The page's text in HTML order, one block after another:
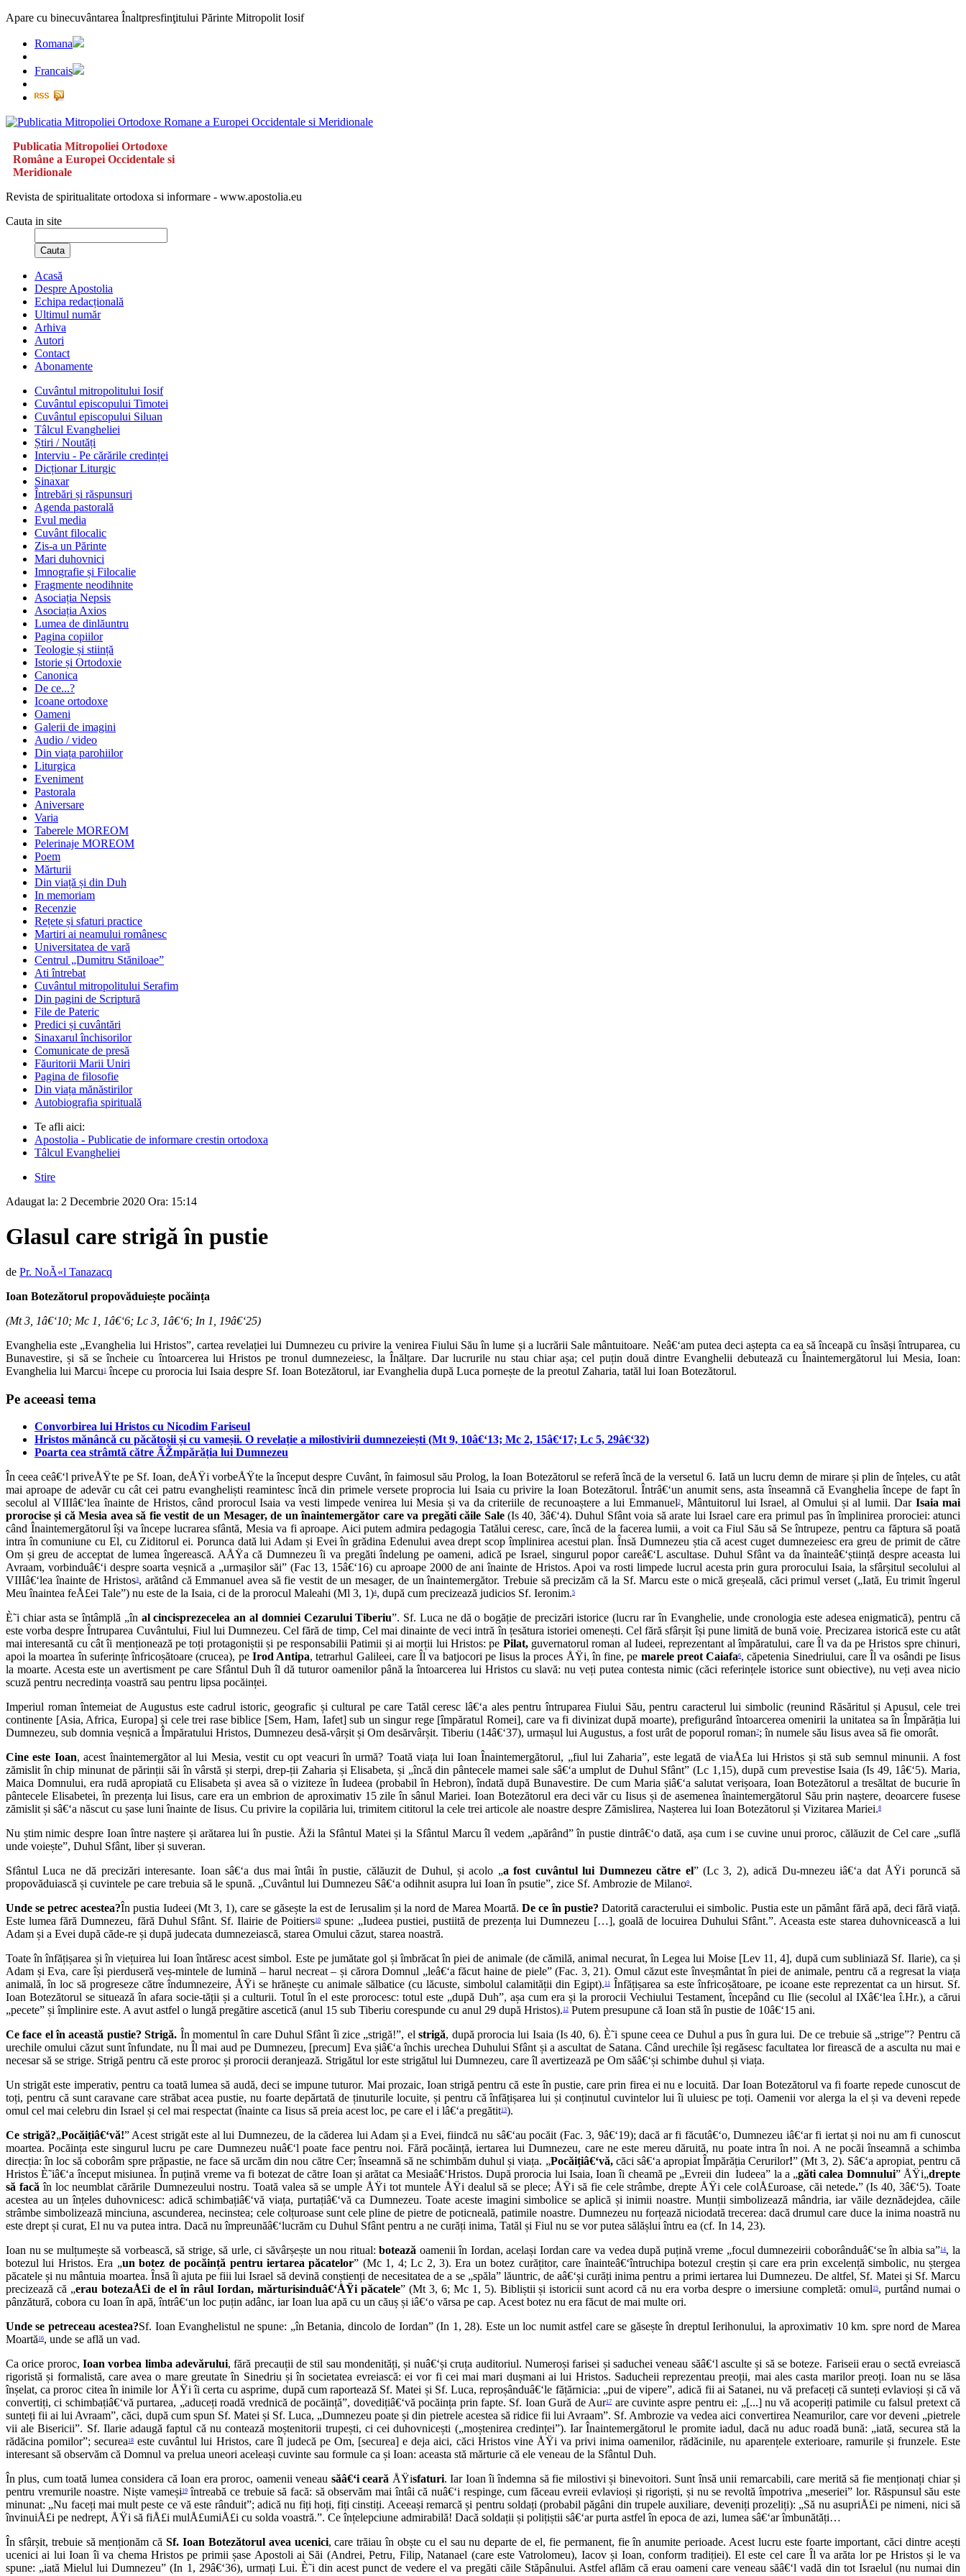
Apare cu binecuvântarea Înaltpresfinţitului Părinte Mitropolit Iosif
Romana
Francais
Publicatia Mitropoliei Ortodoxe
Române a Europei Occidentale si
Meridionale
Revista de spiritualitate ortodoxa si informare - www.apostolia.eu
Cauta in site
Cauta
Acasă
Despre Apostolia
Echipa redacțională
Ultimul număr
Arhiva
Autori
Contact
Abonamente
Cuvântul mitropolitului Iosif
Cuvântul episcopului Timotei
Cuvântul episcopului Siluan
Tâlcul Evangheliei
Știri / Noutăți
Interviu - Pe cărările credinței
Dicționar Liturgic
Sinaxar
Întrebări și răspunsuri
Agenda pastorală
Evul media
Cuvânt filocalic
Zis-a un Părinte
Mari duhovnici
Imnografie și Filocalie
Fragmente neodihnite
Asociația Nepsis
Asociația Axios
Lumea de dinlăuntru
Pagina copiilor
Teologie și stiință
Istorie și Ortodoxie
Canonica
De ce...?
Icoane ortodoxe
Oameni
Galerii de imagini
Audio / video
Din viața parohiilor
Liturgica
Eveniment
Pastorala
Aniversare
Varia
Taberele MOREOM
Pelerinaje MOREOM
Poem
Mărturii
Din viață și din Duh
In memoriam
Recenzie
Rețete și sfaturi practice
Martiri ai neamului românesc
Universitatea de vară
Centrul „Dumitru Stăniloae”
Ati întrebat
Cuvântul mitropolitului Serafim
Din pagini de Scriptură
File de Pateric
Predici și cuvântări
Sinaxarul închisorilor
Comunicate de presă
Făuritorii Marii Uniri
Pagina de filosofie
Din viața mănăstirilor
Autobiografia spirituală
Te afli aici:
Apostolia - Publicatie de informare crestin ortodoxa
Tâlcul Evangheliei
Stire
Adaugat la: 2 Decembrie 2020 Ora: 15:14
Glasul care strigă în pustie
de Pr. NoÃ«l Tanazacq
Ioan Botezătorul propovăduiește pocăința
(Mt 3, 1â€‘10; Mc 1, 1â€‘6; Lc 3, 1â€‘6; In 1, 19â€‘25)
Evanghelia este „Evanghelia lui Hristos”, cartea revelației lui Dumnezeu cu privire la venirea Fiului Său în lume și a lucrării Sale mântuitoare. Neâ€‘am putea deci aștepta ca ea să înceapă cu însăși întruparea, cu
Bunavestire, și să se încheie cu întoarcerea lui Hristos pe tronul dumnezeiesc, la Înălțare. Dar lucrurile nu stau chiar așa; cel puțin două dintre Evanghelii debutează cu Înaintemergătorul lui Mesia, Ioan:
Evanghelia lui Marcu 1 începe cu prorocia lui Isaia despre Sf. Ioan Botezătorul, iar Evanghelia după Luca pornește de la preotul Zaharia, tatăl lui Ioan Botezătorul.
Pe aceeasi tema
Convorbirea lui Hristos cu Nicodim Fariseul
Hristos mănâncă cu păcătoșii și cu vameșii. O revelație a milostivirii dumnezeiești (Mt 9, 10â€‘13; Mc 2, 15â€‘17; Lc 5, 29â€‘32)
Poarta cea strâmtă către ÃŽmpărăția lui Dumnezeu
În ceea ceâ€‘l priveÅŸte pe Sf. Ioan, deÅŸi vorbeÅŸte la început despre Cuvânt, în faimosul său Prolog, la Ioan Botezătorul se referă încă de la versetul 6. Iată un lucru demn de mirare și plin de înțeles, cu atât
mai aproape de adevăr cu cât cei patru evangheliști reamintesc încă din primele versete proprocia lui Isaia cu privire la Ioan Botezătorul. Întrâ€‘un anumit sens, asta înseamnă că Evanghelia începe de fapt în
secolul al VIIIâ€‘lea înainte de Hristos, când prorocul Isaia va vesti limpede venirea lui Mesia și va da criteriile de recunoaștere a lui Emmanuel2, Mântuitorul lui Israel, al Omului și al lumii. Dar Isaia mai
prorocise și că Mesia avea să fie vestit de un Mesager, de un înaintemergător care va pregăti căile Sale(Is 40, 3â€‘4). Duhul Sfânt voia să arate lui Israel care era primul pas în împlinirea prorociei: atunci
când Înaintemergătorul își va începe lucrarea sfântă, Mesia va fi aproape. Aici putem admira pedagogia Tatălui ceresc, care, încă de la facerea lumii, a voit ca Fiul Său să Se întrupeze, pentru ca făptura să poată
intra în comuniune cu El, cu Ziditorul ei. Porunca dată lui Adam și Evei în grădina Edenului avea drept scop împlinirea acestui plan. Însă Dumnezeu știa că acest cuget dumnezeiesc era greu de primit de către
Om și greu de acceptat de lumea îngerească. AÅŸa că Dumnezeu îi va pregăti îndelung pe oameni, adică pe Israel, singurul popor careâ€‘L ascultase. Duhul Sfânt va da înainteâ€‘știință despre aceasta lui
Avraam, vorbinduâ€‘i despre soarta veșnică a „urmașilor săi” (Fac 13, 15â€‘16) cu aproape 2000 de ani înainte de Hristos. Apoi va rosti limpede lucrul acesta prin gura prorocului Isaia, la sfârșitul secolului al
VIIIâ€‘lea înainte de Hristos3, arătând că Emmanuel avea să fie vestit de un mesager, de un înaintemergător. Trebuie să precizăm că la Sf. Marcu este o mică greșeală, căci primul verset („Iată, Eu trimit îngerul
Meu înaintea feÅ£ei Tale”) nu este de la Isaia, ci de la prorocul Maleahi (Ml 3, 1)4, după cum precizează judicios Sf. Ieronim.5
È˜i chiar asta se întâmplă „în al cincisprezecelea an al domniei Cezarului Tiberiu”. Sf. Luca ne dă o bogăție de precizări istorice (lucru rar în Evanghelie, unde cronologia este adesea enigmatică), pentru că
este vorba despre Întruparea Cuvântului, Fiul lui Dumnezeu. Cel fără de timp, Cel mai dinainte de veci intră în țesătura istoriei omenești. Cel fără sfârșit își pune limită de bună voie. Precizarea istorică este cu atât
mai interesantă cu cât îi menționează pe toți protagoniștii și pe responsabilii Patimii și ai morții lui Hristos: pe Pilat,guvernatorul roman al Iudeei, reprezentant al împăratului, care Îl va da pe Hristos spre chinuri,
apoi la moartea în suferințe înfricoșătoare (crucea), pe Irod Antipa, tetrarhul Galileei, care Îl va batjocori pe Iisus la proces ÅŸi, în fine, pe marele preot Caiafa6, căpetenia Sinedriului, care Îl va osândi pe Iisus
la moarte. Acesta este un avertisment pe care Sfântul Duh îl dă tuturor oamenilor până la întoarcerea lui Hristos cu slavă: nu veți putea contesta nimic (căci referințele istorice sunt obiective), nu veți avea nicio
scuză pentru necredința voastră sau pentru lipsa pocăinței.
Imperiul roman întemeiat de Augustus este cadrul istoric, geografic și cultural pe care Tatăl ceresc lâ€‘a ales pentru întruparea Fiului Său, pentru caracterul lui simbolic (reunind Răsăritul și Apusul, cele trei
continente [Asia, Africa, Europa] și cele trei rase biblice [Sem, Ham, Iafet] sub un singur rege [împăratul Romei], care va fi divinizat după moarte), prefigurând întoarcerea omenirii la unitatea sa în Împărăția lui
Dumnezeu, sub domnia veșnică a Împăratului Hristos, Dumnezeu desă-vârșit și Om desărvârșit. Tiberiu (14â€‘37), urmașul lui Augustus, a fost urât de poporul roman7; în numele său Iisus avea să fie omorât.
Cine este Ioan, acest înaintemergător al lui Mesia, vestit cu opt veacuri în urmă? Toată viața lui Ioan Înaintemergătorul, „fiul lui Zaharia”, este legată de viaÅ£a lui Hristos și stă sub semnul minunii. A fost
zămislit în chip minunat de părinții săi în vârstă și sterpi, drep-ții Zaharia și Elisabeta, și „încă din pântecele mamei sale sâ€‘a umplut de Duhul Sfânt” (Lc 1,15), după cum prevestise Isaia (Is 49, 1â€‘5). Maria,
Maica Domnului, era rudă apropiată cu Elisabeta și avea să o viziteze în Iudeea (probabil în Hebron), îndată după Bunavestire. De cum Maria șiâ€‘a salutat verișoara, Ioan Botezătorul a tresăltat de bucurie în
pântecele Elisabetei, în prezența lui Iisus, care era un embrion de aproximativ 15 zile în sânul Mariei. Ioan Botezătorul era deci văr cu Iisus și de asemenea înaintemergătorul Său prin naștere, deoarcere fusese
zămislit și sâ€‘a născut cu șase luni înainte de Iisus. Cu privire la copilăria lui, trimitem cititorul la cele trei articole ale noastre despre Zămislirea, Nașterea lui Ioan Botezătorul și Vizitarea Mariei.8
Nu știm nimic despre Ioan între naștere și arătarea lui în pustie. Åži la Sfântul Matei și la Sfântul Marcu îl vedem „apărând” în pustie dintrâ€‘o dată, așa cum i se cuvine unui proroc, călăuzit de Cel care „suflă
unde voiește”, Duhul Sfânt, liber și suveran.
Sfântul Luca ne dă precizări interesante. Ioan sâ€‘a dus mai întâi în pustie, călăuzit de Duhul, și acolo „a fost cuvântul lui Dumnezeu către el” (Lc 3, 2), adică Du-mnezeu iâ€‘a dat ÅŸi poruncă să
propovăduiască și cuvintele pe care trebuia să le spună. „Cuvântul lui Dumnezeu Sâ€‘a odihnit asupra lui Ioan în psutie”, zice Sf. Ambrozie de Milano9.
Unde se petrec acestea?În pustia Iudeei (Mt 3, 1), care se găsește la est de Ierusalim și la nord de Marea Moartă.De ce în pustie? Datorită caracterului ei simbolic. Pustia este un pământ fără apă, deci fără viață.
Este lumea fără Dumnezeu, fără Duhul Sfânt. Sf. Ilairie de Poitiers10spune: „Iudeea pustiei, pustiită de prezența lui Dumnezeu […], goală de locuirea Duhului Sfânt.”. Aceasta este starea duhovnicească a lui
Adam și a Evei după căde-re și după judecata dumnezeiască, starea Omului căzut, starea noastră.
Toate în înfățișarea și în viețuirea lui Ioan întăresc acest simbol. Este pe jumătate gol și îmbrăcat în piei de animale (de cămilă, animal necurat, în Legea lui Moise [Lev 11, 4], după cum subliniază Sf. Ilarie), ca și
Adam și Eva, care își pierduseră veș-mintele de lumină – harul necreat – și cărora Domnul „leâ€‘a făcut haine de piele” (Fac. 3, 21). Omul căzut este înveșmântat în piei de animale, pentru că a regresat la viața
animală, în loc să progreseze către îndumnezeire, ÅŸi se hrănește cu animale sălbatice (cu lăcuste, simbolul calamității din Egipt).11 Înfățișarea sa este înfricoșătoare, pe icoane este reprezentat ca un hirsut. Sf.
Ioan Botezătorul se situează în afara socie-tății și a culturii. Totul în el este prorocesc: totul este „după Duh”, așa cum era și la prorocii Vechiului Testament, începând cu Ilie (secolul al IXâ€‘lea î.Hr.), a cărui
„pecete” și împlinire este. A avut astfel o lungă pregătire ascetică (anul 15 sub Tiberiu corespunde cu anul 29 după Hristos).12 Putem presupune că Ioan stă în pustie de 10â€‘15 ani.
Ce face el în această pustie? Strigă. În momentul în care Duhul Sfânt îi zice „strigă!”, elstrigă, după prorocia lui Isaia (Is 40, 6). È˜i spune ceea ce Duhul a pus în gura lui. De ce trebuie să „strige”? Pentru că
urechile omului căzut sunt înfundate, nu Îl mai aud pe Dumnezeu, [precum] Eva șiâ€‘a închis urechea Duhului Sfânt și a ascultat de Satana. Când urechile își regăsesc facultatea lor firească de a asculta nu mai e
necesar să se strige. Strigă pentru că este proroc și prorocii deranjează. Strigătul lor este strigătul lui Dumnezeu, care îl avertizează pe Om săâ€‘și schimbe duhul și viața.
Un strigăt este imperativ, pentru ca toată lumea să audă, deci se impune tuturor. Mai prozaic, Ioan strigă pentru că este în pustie, care prin firea ei nu e locuită. Dar Ioan Botezătorul va fi foarte repede cunoscut de
toți, pentru că sunt caravane care străbat acea pustie, nu foarte depărtată de ținuturile locuite, și pentru că înfățișarea lui și conținutul cuvintelor lui îi uluiesc pe toți. Oamenii vor alerga la el și va deveni repede
omul cel mai celebru din Israel și cel mai respectat (înainte ca Iisus să preia acest loc, pe care el i lâ€‘a pregătit13).
Ce strigă?„Pocăițiâ€‘vă!” Acest strigăt este al lui Dumnezeu, de la căderea lui Adam și a Evei, fiindcă nu sâ€‘au pocăit (Fac. 3, 9â€‘19); dacă ar fi făcutâ€‘o, Dumnezeu iâ€‘ar fi iertat și noi nu am fi cunoscut
moartea. Pocăința este singurul lucru pe care Dumnezeu nuâ€‘l poate face pentru noi. Fără pocăință, iertarea lui Dumnezeu, care ne este mereu dăruită, nu poate intra în noi. A ne pocăi înseamnă a schimba
direcția: în loc să coborâm spre prăpastie, ne face să urcăm din nou către Cer; înseamnă să ne schimbăm duhul și viața. „Pocăițiâ€‘vă,căci sâ€‘a apropiat Împărăția Cerurilor!” (Mt 3, 2). Sâ€‘a apropiat, pentru că
Hristos È˜iâ€‘a început misiunea. În puțină vreme va fi botezat de către Ioan și arătat ca Mesiaâ€‘Hristos. După prorocia lui Isaia, Ioan îi cheamă pe „Evreii din Iudeea” la a „găti calea Domnului” ÅŸi„drepte
să facăîn loc neumblat cărările Dumnezeului nostru. Toată valea să se umple ÅŸi tot muntele ÅŸi dealul să se plece; ÅŸi să fie cele strâmbe, drepte ÅŸi cele colÅ£uroase, căi netede.” (Is 40, 3â€‘5). Toate
acestea au un înțeles duhovnicesc: adică schimbațiâ€‘vă viața, purtațiâ€‘vă ca Dumnezeu. Toate aceste imagini simbolice se aplică și inimii noastre. Munții simbolizează mândria, iar văile deznădejdea, căile
strâmbe simbolizează minciuna, ascunderea, necinstea; cele colțuroase sunt cele pline de pietre de poticneală, patimile noastre. Dumnezeu nu forțează niciodată trecerea: dacă drumul care duce la inima noastră nu
este drept și curat, El nu va putea intra. Dacă nu împreunăâ€‘lucrăm cu Duhul Sfânt pentru a ne curăți inima, Tatăl și Fiul nu se vor putea sălășlui întru ea (cf. In 14, 23).
Ioan nu se mulțumește să vorbească, să strige, să urle, ci săvârșește un nou ritual:botează oamenii în Iordan, același Iordan care va vedea după puțină vreme „focul dumnezeirii coborânduâ€‘se în albia sa”14, la
botezul lui Hristos. Era „un botez de pocăință pentru iertarea păcatelor” (Mc 1, 4; Lc 2, 3). Era un botez curățitor, care înainteâ€‘întruchipa botezul creștin și care era prin excelență simbolic, nu ștergea
păcatele și nu mântuia moartea. Însă îi ajuta pe fiii lui Israel să devină conștienți de necesitatea de a se „spăla” lăuntric, de aâ€‘și curăți inima pentru a primi iertarea lui Dumnezeu. De altfel, Sf. Matei și Sf. Marcu
precizează că „erau botezaÅ£i de el în râul Iordan, mărturisinduâ€‘ÅŸi păcatele” (Mt 3, 6; Mc 1, 5). Bibliștii și istoricii sunt acord că nu era vorba despre o imersiune completă: omul15, purtând numai o
pânzătură, cobora cu Ioan în apă, întrâ€‘un loc puțin adânc, iar Ioan lua apă cu un căuș și iâ€‘o vărsa pe cap. Acest botez nu era făcut de mai multe ori.
Unde se petreceau acestea?Sf. Ioan Evanghelistul ne spune: „în Betania, dincolo de Iordan” (In 1, 28). Este un loc numit astfel care se găsește în dreptul Ierihonului, la aproximativ 10 km. spre nord de Marea
Moartă16, unde se află un vad.
Ca orice proroc,Ioan vorbea limba adevărului, fără precauții de stil sau mondenități, și nuâ€‘și cruța auditoriul. Numeroși farisei și saduchei veneau săâ€‘l asculte și să se boteze. Fariseii erau o sectă evreiască
rigoristă și formalistă, care avea o mare greutate în Sinedriu și în societatea evreiască: ei vor fi cei mai mari dușmani ai lui Hristos. Saducheii reprezentau preoții, mai ales casta marilor preoți. Ioan nu se lăsa
înșelat, ca proroc citea în inimile lor ÅŸi îi certa cu asprime, după cum raportează Sf. Matei și Sf. Luca, reproșânduâ€‘le fățărnicia: „pui de vipere”, adică fii ai Satanei, nu vă prefaceți că sunteți evlavioși și că vă
convertiți, ci schimbațiâ€‘vă purtarea, „aduceți roadă vrednică de pocăință”, dovedițiâ€‘vă pocăința prin fapte. Sf. Ioan Gură de Aur17are cuvinte aspre pentru ei: „[...] nu vă acoperiți patimile cu falsul pretext că
sunteți fii ai lui Avraam”, căci, după cum spun Sf. Matei și Sf. Luca, „Dumnezeu poate și din pietrele acestea să ridice fii lui Avraam”. Sf. Ambrozie va vedea aici convertirea Neamurilor, care vor deveni „pietrele
vii ale Bisericii”. Sf. Ilarie adaugă faptul că nu contează moștenitorii trupești, ci cei duhovnicești („moștenirea credinței”). Iar Înaintemergătorul le promite iadul, dacă nu aduc roadă bună: „iată, securea stă la
rădăcina pomilor”; securea18este cuvântul lui Hristos, care îl judecă pe Om, [securea] e deja aici, căci Hristos vine ÅŸi va privi inima oamenilor, rădăcinile, nu aparențele exterioare, ramurile și frunzele. Este
interesant să observăm că Domnul va prelua uneori aceleași cuvinte sau formule ca și Ioan: aceasta stă mărturie că ele veneau de la Sfântul Duh.
În plus, cum toată lumea considera că Ioan era proroc, oamenii veneau săâ€‘i ceară ÅŸisfaturi. Iar Ioan îi îndemna să fie milostivi și binevoitori. Sunt însă unii remarcabili, care merită să fie menționați chiar și
pentru vremurile noastre. Niște vameși19întreabă ce trebuie să facă: să observăm mai întâi că nuâ€‘i respinge, cum făceau evreii evlavioși și rigoriști, și nu se revoltă împotriva „meseriei” lor. Răspunsul său este
minunat: „Nu faceți mai mult peste ce vă este rânduit”; adică nu fiți hoți, fiți cinstiți. Aceeași remarcă și pentru soldați (probabil păgâni din trupele auxiliare, deveniți prozeliți): „Să nu asupriÅ£i pe nimeni, nici să
învinuiÅ£i pe nedrept, ÅŸi să fiÅ£i mulÅ£umiÅ£i cu solda voastră.”. Ce înțelepciune admirabilă! Dacă soldații și polițiștii sâ€‘ar purta astfel în epoca de azi, lumea sâ€‘ar îmbunătăți…
În sfârșit, trebuie să menționăm căSf. Ioan Botezătorul avea ucenici, care trăiau în obște cu el sau nu departe de el, fie permanent, fie în anumite perioade. Acest lucru este foarte important, căci dintre acești
ucenici ai lui Ioan îi va chema Hristos pe primii șase Apostoli ai Săi (Andrei, Petru, Filip, Natanael (care este Vatrolomeu), Iacov și Ioan, conform tradiției). El este cel care Îl va arăta lor pe Hristos și le va
spune: „iată Mielul lui Dumnezeu” (In 1, 29â€‘36), urmați Lui. È˜i din acest punct de vedere el va pregăti căile Stăpânului. Astfel aflăm că erau oameni care veneau săâ€‘l vadă din tot Israelul (nu numai din